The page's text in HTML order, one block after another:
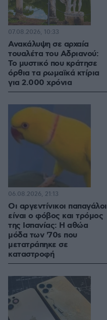
Ανακάλυψη σε αρχαία
τουαλέτα του Αδριανού:
Το μυστικό που κράτησε
όρθια τα ρωμαϊκά κτίρια
για 2.000 χρόνια
07.08.2026, 10:33
Οι αργεντίνικοι παπαγάλοι
είναι ο φόβος και τρόμος
της Ισπανίας: Η αθώα
μόδα των '70s που
μετατράπηκε σε
καταστροφή
06.08.2026, 21:13